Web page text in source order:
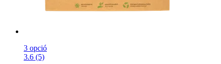
3 opció
3.6 (5)